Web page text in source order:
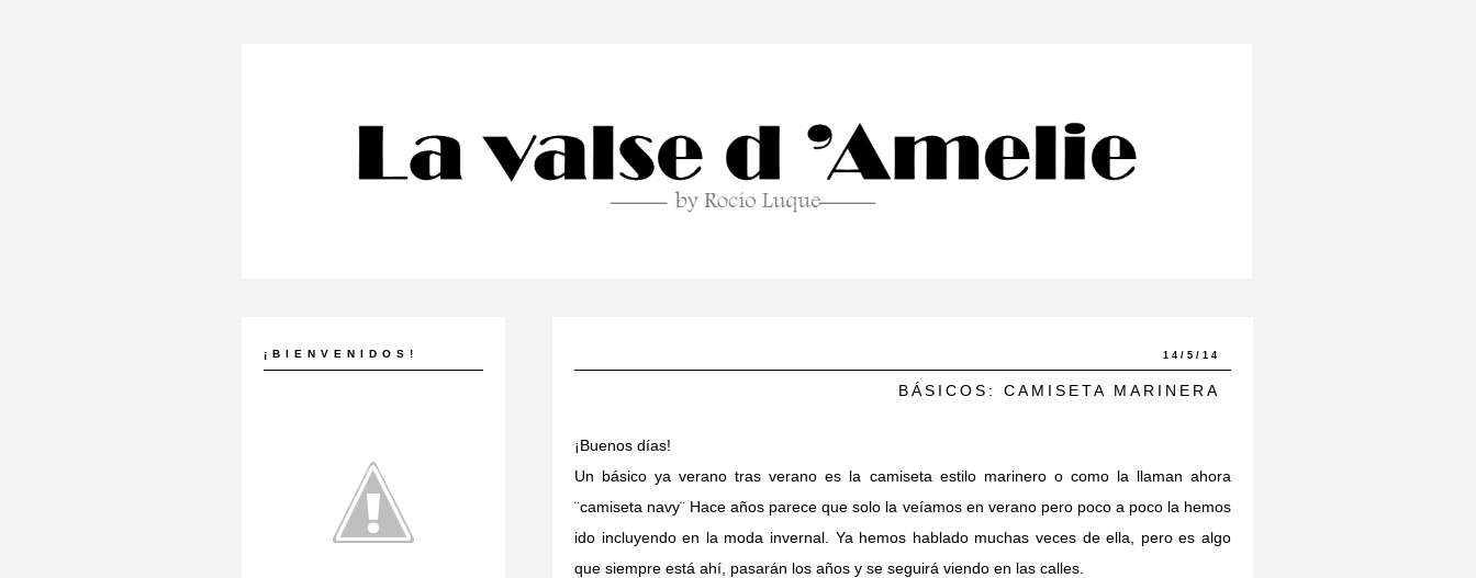
14/5/14
BÁSICOS: CAMISETA MARINERA
¡Buenos días!
Un básico ya verano tras verano es la camiseta estilo marinero o como la llaman ahora
¨camiseta navy¨ Hace años parece que solo la veíamos en verano pero poco a poco la hemos
ido incluyendo en la moda invernal. Ya hemos hablado muchas veces de ella, pero es algo
que siempre está ahí, pasarán los años y se seguirá viendo en las calles.
¡BIENVENIDOS!